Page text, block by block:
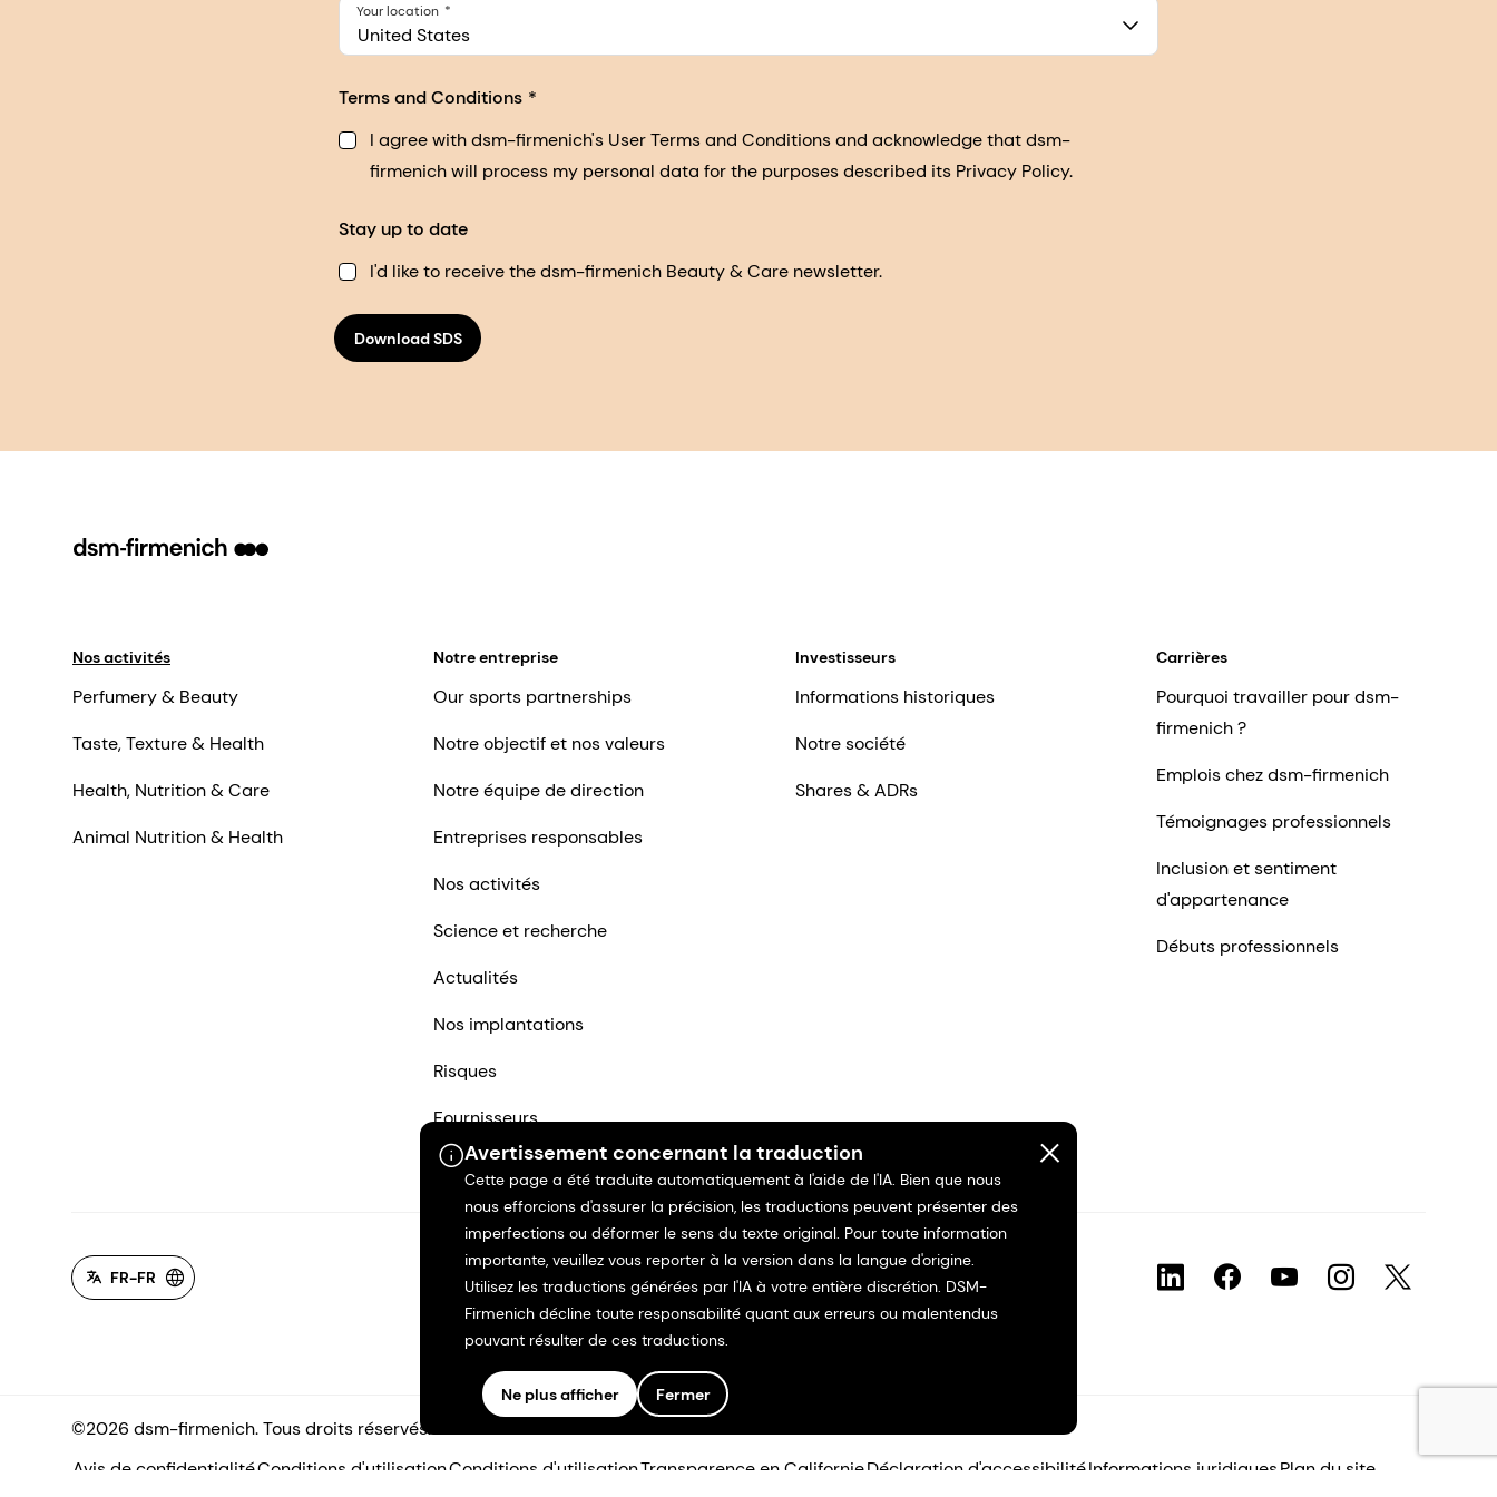
United States
Your location
Terms and Conditions
I agree with dsm-firmenich's User Terms and Conditions and acknowledge that dsm-
firmenich will process my personal data for the purposes described its Privacy Policy.
Stay up to date
I'd like to receive the dsm-firmenich Beauty & Care newsletter.
Download SDS
Avertissement concernant la traduction
Cette page a été traduite automatiquement à l'aide de l'IA. Bien que nous
nous efforcions d'assurer la précision, les traductions peuvent présenter des
imperfections ou déformer le sens du texte original. Pour toute information
importante, veuillez vous reporter à la version dans la langue d'origine.
Utilisez les traductions générées par l'IA à votre entière discrétion. DSM-
Firmenich décline toute responsabilité quant aux erreurs ou malentendus
pouvant résulter de ces traductions.
Ne plus afficher Fermer
Nos activités
Perfumery & Beauty
Taste, Texture & Health
Health, Nutrition & Care
Animal Nutrition & Health
Notre entreprise
Our sports partnerships
Notre objectif et nos valeurs
Notre équipe de direction
Entreprises responsables
Nos activités
Science et recherche
Actualités
Nos implantations
Risques
Fournisseurs
Nous contacter
Investisseurs
Informations historiques
Notre société
Shares & ADRs
Carrières
Pourquoi travailler pour dsm-
firmenich ?
Emplois chez dsm-firmenich
Témoignages professionnels
Inclusion et sentiment
d'appartenance
Débuts professionnels
FR-FR
©2026 dsm-firmenich. Tous droits réservés.
Avis de confidentialitéConditions d'utilisationConditions d'utilisationTransparence en CalifornieDéclaration d'accessibilitéInformations juridiquesPlan du site